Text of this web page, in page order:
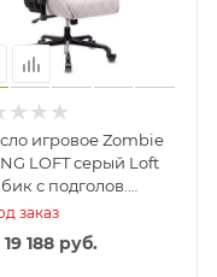
игровое Zombie
LOFT серый Loft
с подголов.
металл
заказ
19 188 руб.